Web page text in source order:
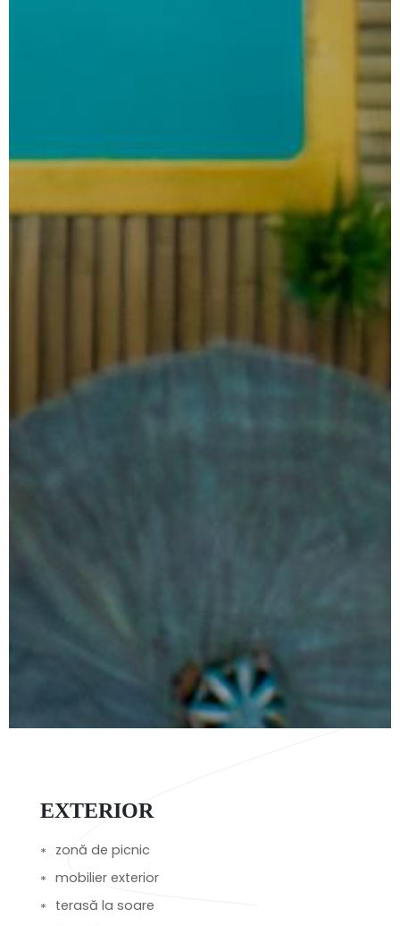
EXTERIOR
zonă de picnic
mobilier exterior
terasă la soare